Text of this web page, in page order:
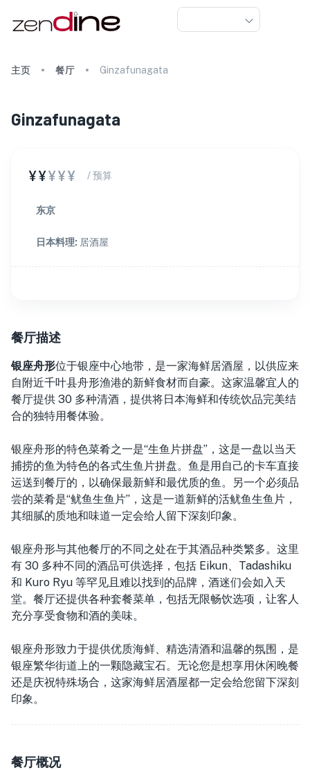
主页 餐厅 Ginzafunagata
Ginzafunagata
¥¥¥¥¥ / 预算
东京
日本料理: 居酒屋
餐厅描述
银座舟形位于银座中心地带， 是一家海鲜居酒屋，以供应来
自附近千叶县舟形渔港的新鲜食材而自豪。这家温馨宜人的
餐厅提供 30 多种清酒，提供将日本海鲜和传统饮品完美结
合的独特用餐体验。
银座舟形的特色菜肴之一是“生鱼片拼盘”，这是一盘以当天
捕捞的鱼为特色的各式生鱼片拼盘。鱼是用自己的卡车直接
运送到餐厅的，以确保最新鲜和最优质的鱼。另一个必须品
尝的菜肴是“鱿鱼生鱼片”，这是一道新鲜的活鱿鱼生鱼片，
其细腻的质地和味道一定会给人留下深刻印象。
银座舟形与其他餐厅的不同之处在于其酒品种类繁多。这里
有 30 多种不同的酒品可供选择，包括 Eikun、Tadashiku
和 Kuro Ryu 等罕见且难以找到的品牌，酒迷们会如入天
堂。餐厅还提供各种套餐菜单，包括无限畅饮选项，让客人
充分享受食物和酒的美味。
银座舟形致力于提供优质海鲜、精选清酒和温馨的氛围，是
银座繁华街道上的一颗隐藏宝石。无论您是想享用休闲晚餐
还是庆祝特殊场合，这家海鲜居酒屋都一定会给您留下深刻
印象。
餐厅概况